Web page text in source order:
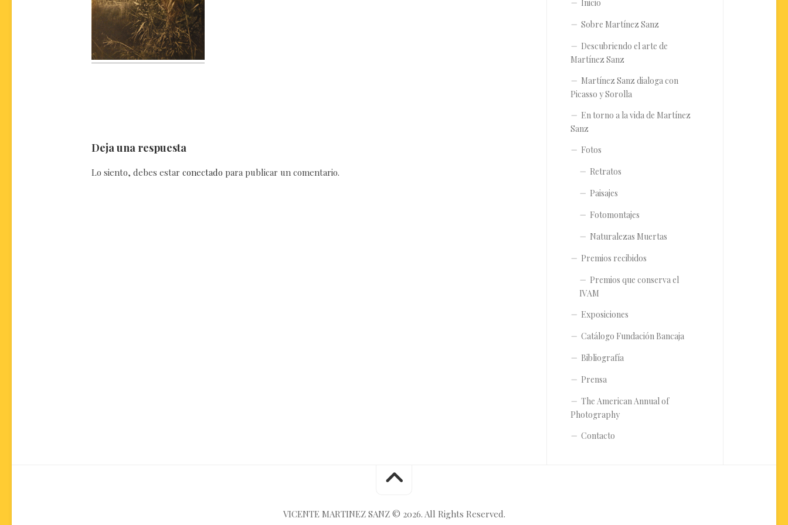
Deja una respuesta
Lo siento, debes estar conectado para publicar un comentario.
Inicio
Sobre Martínez Sanz
Descubriendo el arte de
Martínez Sanz
Martínez Sanz dialoga con
Picasso y Sorolla
En torno a la vida de Martínez
Sanz
Fotos
Retratos
Paisajes
Fotomontajes
Naturalezas Muertas
Premios recibidos
Premios que conserva el
IVAM
Exposiciones
Catálogo Fundación Bancaja
Bibliografía
Prensa
The American Annual of
Photography
Contacto
VICENTE MARTINEZ SANZ © 2026. All Rights Reserved.